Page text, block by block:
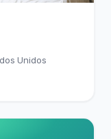
Unidos